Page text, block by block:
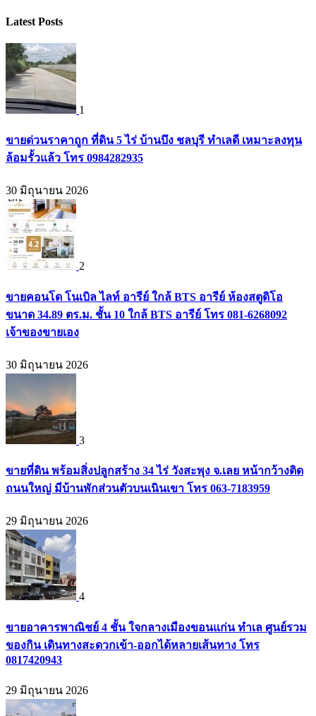
Latest Posts
1
ขายด่วนราคาถูก ที่ดิน 5 ไร่ บ้านบึง ชลบุรี ทำเลดี เหมาะลงทุน
ล้อมรั้วแล้ว โทร 0984282935
30 มิถุนายน 2026
2
ขายคอนโด โนเบิล ไลท์ อารีย์ ใกล้ BTS อารีย์ ห้องสตูดิโอ
ขนาด 34.89 ตร.ม. ชั้น 10 ใกล้ BTS อารีย์ โทร 081-6268092
เจ้าของขายเอง
30 มิถุนายน 2026
3
ขายที่ดิน พร้อมสิ่งปลูกสร้าง 34 ไร่ วังสะพุง จ.เลย หน้ากว้างติด
ถนนใหญ่ มีบ้านพักส่วนตัวบนเนินเขา โทร 063-7183959
29 มิถุนายน 2026
4
ขายอาคารพาณิชย์ 4 ชั้น ใจกลางเมืองขอนแก่น ทำเล ศูนย์รวม
ของกิน เดินทางสะดวกเข้า-ออกได้หลายเส้นทาง โทร
0817420943
29 มิถุนายน 2026